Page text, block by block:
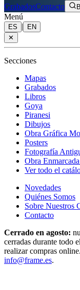
GrabadosContacto
Menú
ES |
EN
✕
Secciones
Mapas
Grabados
Libros
Goya
Piranesi
Dibujos
Obra Gráfica
Posters
Fotografía
Obra
Ver todo el
Novedades
Quiénes Somos
Sobre Nuestros
Contacto
Cerrado en agosto:
cerradas durante todo
realizar compras
info@frame.es.